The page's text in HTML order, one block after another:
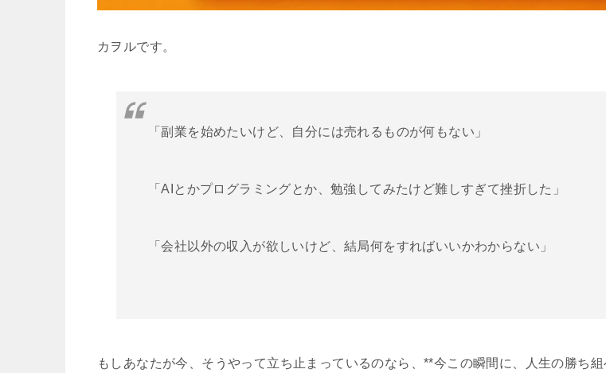
カヲルです。
「副業を始めたいけど、自分には売れるものが何もない」
「AIとかプログラミングとか、勉強してみたけど難しすぎて挫折した」
「会社以外の収入が欲しいけど、結局何をすればいいかわからない」
もしあなたが今、そうやって立ち止まっているのなら、**今この瞬間に、人生の勝ち